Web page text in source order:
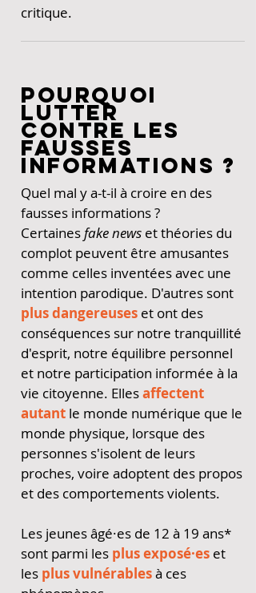
critique.
POURQUOI
LUTTER
CONTRE LES
FAUSSES
INFORMATIONS ?
Quel mal y a-t-il à croire en des
fausses informations ?
Certainesfake news et théories du
complot peuvent être amusantes
comme celles inventées avec une
intention parodique. D'autres sont
plus dangereuses et ont des
conséquences sur notre tranquillité
d'esprit, notre équilibre personnel
et notre participation informée à la
vie citoyenne. Ellesaffectent
autant le monde numérique que le
monde physique, lorsque des
personnes s'isolent de leurs
proches, voire adoptent des propos
et des comportements violents.
Les jeunes âgé·es de 12 à 19 ans*
sont parmi les plus exposé·es et
les plus vulnérablesà ces